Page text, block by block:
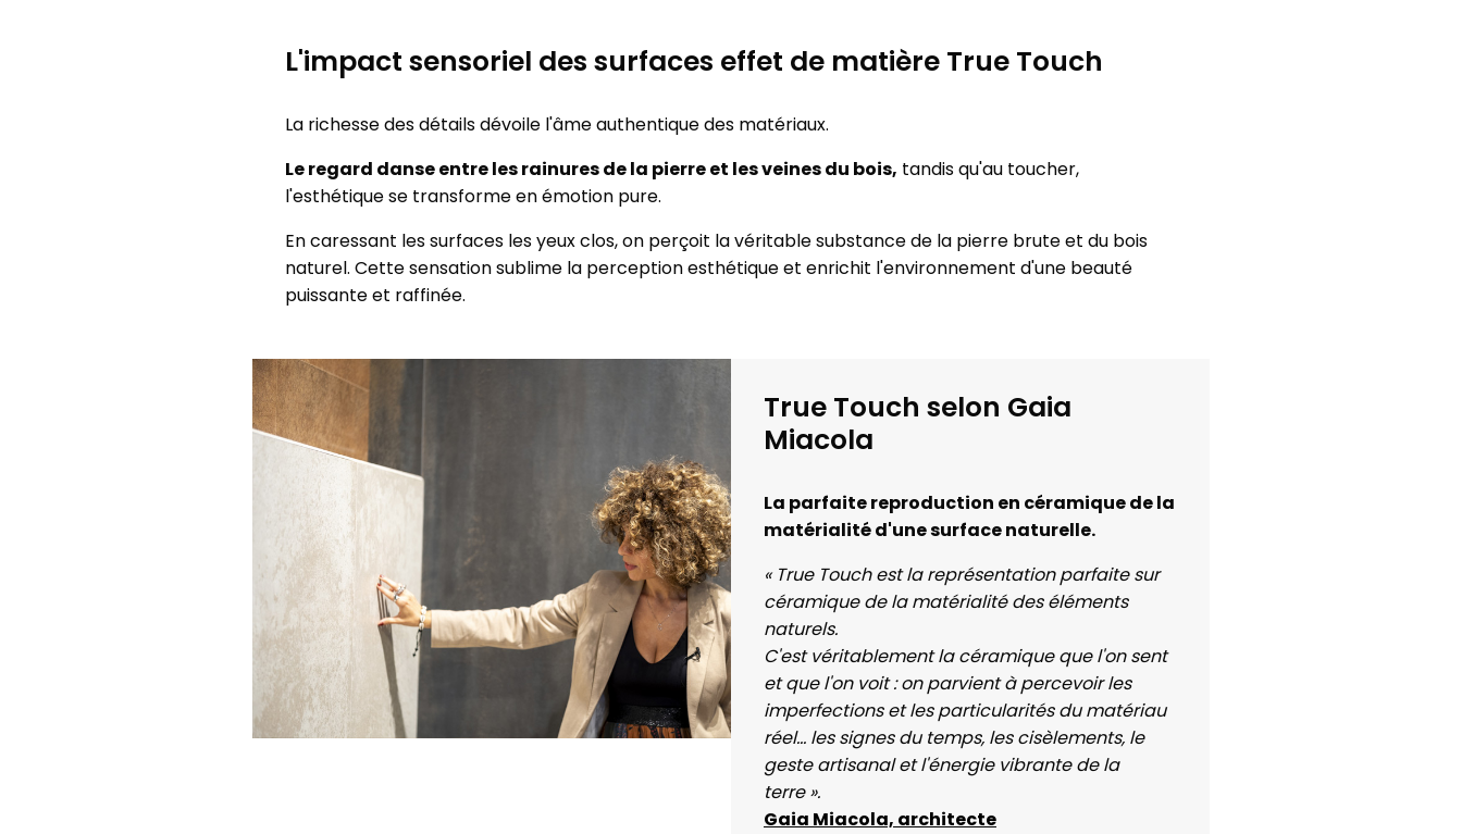
L'impact sensoriel des surfaces effet de matière True Touch
La richesse des détails dévoile l'âme authentique des matériaux.
Le regard danse entre les rainures de la pierre et les veines du bois, tandis qu'au toucher,
l'esthétique se transforme en émotion pure.
En caressant les surfaces les yeux clos, on perçoit la véritable substance de la pierre brute et du bois
naturel. Cette sensation sublime la perception esthétique et enrichit l'environnement d'une beauté
puissante et raffinée.
True Touch selon Gaia
Miacola
La parfaite reproduction en céramique de la
matérialité d'une surface naturelle.
« True Touch est la représentation parfaite sur
céramique de la matérialité des éléments
naturels.
C'est véritablement la céramique que l'on sent
et que l'on voit : on parvient à percevoir les
imperfections et les particularités du matériau
réel... les signes du temps, les cisèlements, le
geste artisanal et l'énergie vibrante de la
terre ».
Gaia Miacola, architecte